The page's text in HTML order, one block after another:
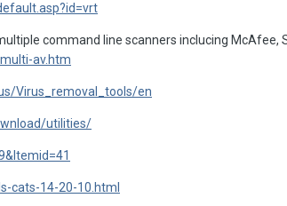
command line scanners inclucing McAfee,
av.htm
Virus_removal_tools/en
utilities/
cats-14-20-10.html